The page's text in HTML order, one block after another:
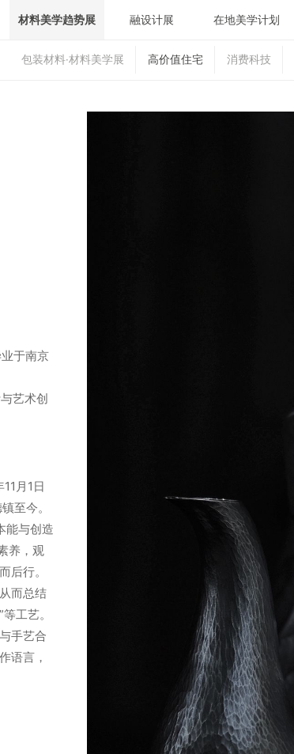
材料美学趋势展
包装材料·材料美学展 高价值住宅 消费科技
融设计展 在地美学计划
于南京
艺术创
月1日
至今。
能与创造
养，观
后行。
而总结
工艺。
手艺合
语言，